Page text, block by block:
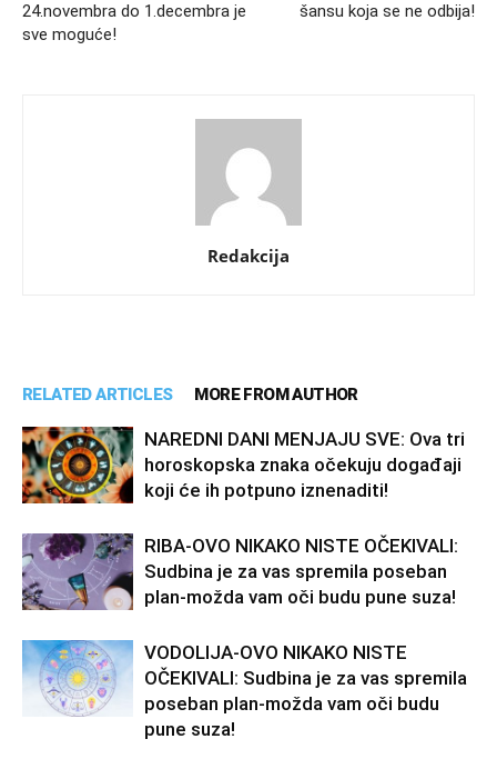
24.novembra do 1.decembra je
sve moguće!
šansu koja se ne odbija!
Redakcija
RELATED ARTICLES MORE FROM AUTHOR
NAREDNI DANI MENJAJU SVE: Ova tri
horoskopska znaka očekuju događaji
koji će ih potpuno iznenaditi!
RIBA-OVO NIKAKO NISTE OČEKIVALI:
Sudbina je za vas spremila poseban
plan-možda vam oči budu pune suza!
VODOLIJA-OVO NIKAKO NISTE
OČEKIVALI: Sudbina je za vas spremila
poseban plan-možda vam oči budu
pune suza!